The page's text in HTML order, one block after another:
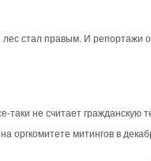
стал правым. И репортажи
не считает гражданскую
митингов в